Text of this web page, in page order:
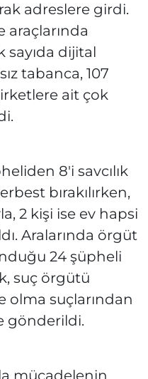
adreslere girdi.
araçlarında
sayıda dijital
tabanca, 107
ait çok
8'i savcılık
bırakılırken,
2 kişi ise ev hapsi
Aralarında örgüt
24 şüpheli
suç örgütü
olma suçlarından
gönderildi.
mücadelenin